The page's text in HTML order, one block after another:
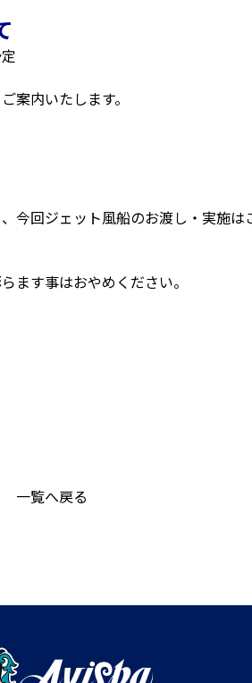
案内いたします。
今回ジェット風船のお渡し・実施は
ます事はおやめください。
一覧へ戻る